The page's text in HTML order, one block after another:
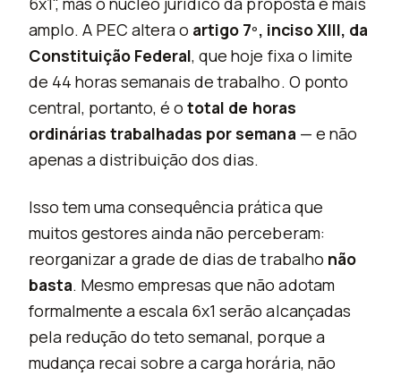
amplo. A PEC altera o artigo 7º, inciso XIII, da
Constituição Federal, que hoje fixa o limite
de 44 horas semanais de trabalho. O ponto
central, portanto, é ototal de horas
ordinárias trabalhadas por semana — e não
apenas a distribuição dos dias.
Isso tem uma consequência prática que
muitos gestores ainda não perceberam:
reorganizar a grade de dias de trabalho não
basta. Mesmo empresas que não adotam
formalmente a escala 6x1 serão alcançadas
pela redução do teto semanal, porque a
mudança recai sobre a carga horária, não